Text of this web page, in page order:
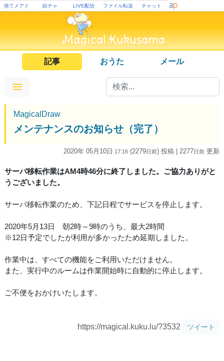
捨てメアド 絵チャ LIVE配信 ファイル転送 チャット
記事 おうた メール
MagicalDraw
メンテナンスのお知らせ（完了）
2020年 05月10日 17:16 (2279日前) 投稿 | 2277日前 更新
サーバ移転作業はAM4時46分に終了しました。ご協力ありがと
うございました。
サーバ移転作業のため、下記日程でサービスを停止します。
2020年5月13日 朝2時～9時のうち、最大2時間
※12日予定でしたが利用が多かったため延期しました。
作業中は、すべての機能をご利用いただけません。
また、実行中のルームは作業開始時に自動的に停止します。
ご不便をおかけいたします。
https://magical.kuku.lu/?3532 ツイート